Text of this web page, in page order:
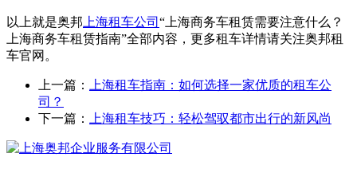
以上就是奥邦 上海租车公司 “上海商务车租赁需要注意什么？
上海商务车租赁指南”全部内容，更多租车详情请关注奥邦租
车官网。
上一篇：
上海租车指南：如何选择一家优质的租车公
司？
下一篇：
上海租车技巧：轻松驾驭都市出行的新风尚